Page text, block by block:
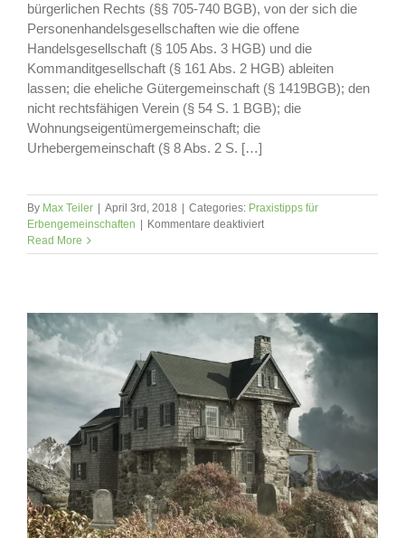
bürgerlichen Rechts (§§ 705-740 BGB), von der sich die
Personenhandelsgesellschaften wie die offene
Handelsgesellschaft (§ 105 Abs. 3 HGB) und die
Kommanditgesellschaft (§ 161 Abs. 2 HGB) ableiten
lassen; die eheliche Gütergemeinschaft (§ 1419BGB); den
nicht rechtsfähigen Verein (§ 54 S. 1 BGB); die
Wohnungseigentümergemeinschaft; die
Urhebergemeinschaft (§ 8 Abs. 2 S. […]
By Max Teiler | April 3rd, 2018 | Categories: Praxistipps für
Erbengemeinschaften | Kommentare deaktiviertfür
Gesamthandsgemeinschaft
Read More